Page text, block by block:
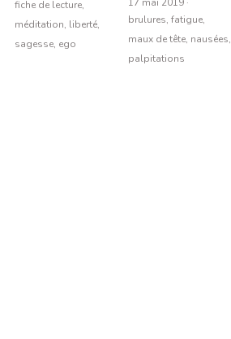
fiche de lecture,
méditation, liberté,
sagesse, ego
17 mai 2019·
brulures, fatigue,
maux de tête, nausées,
palpitations